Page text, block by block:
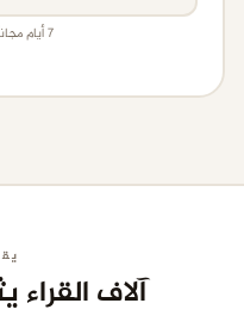
7 أيام مجاناً · إلغاء في أي وقت
آلاف